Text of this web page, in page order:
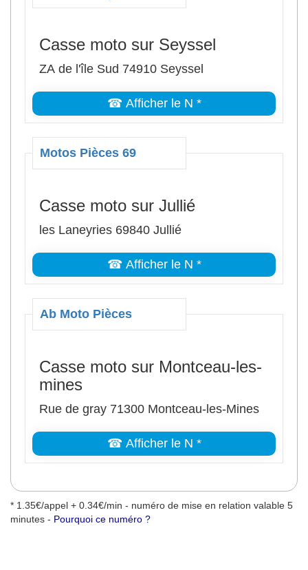
Casse moto sur Seyssel
ZA de l'île Sud 74910 Seyssel
☎ Afficher le N *
Motos Pièces 69
Casse moto sur Jullié
les Laneyries 69840 Jullié
☎ Afficher le N *
Ab Moto Pièces
Casse moto sur Montceau-les-
mines
Rue de gray 71300 Montceau-les-Mines
☎ Afficher le N *
* 1.35€/appel + 0.34€/min - numéro de mise en relation valable 5
minutes - Pourquoi ce numéro ?